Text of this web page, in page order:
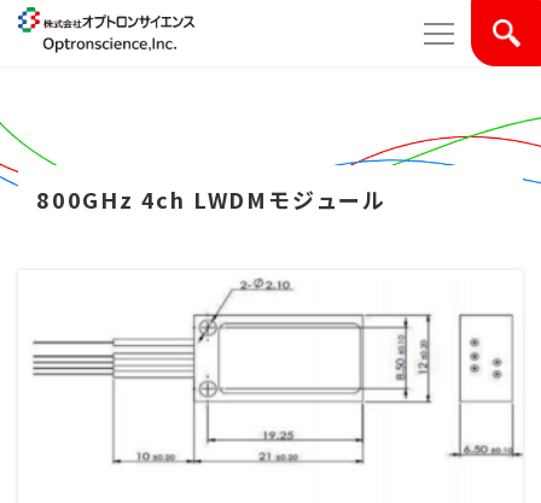
800GHz 4ch LWDMモジュール